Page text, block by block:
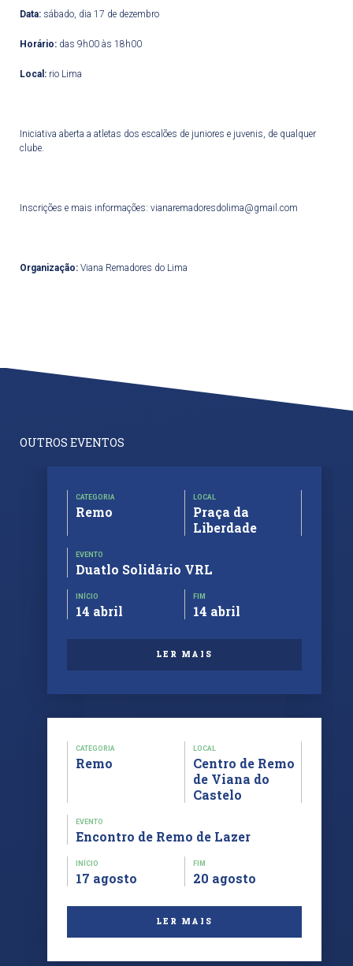
Data: sábado, dia 17 de dezembro
Horário: das 9h00 às 18h00
Local: rio Lima
Iniciativa aberta a atletas dos escalões de juniores e juvenis, de qualquer
clube.
Inscrições e mais informações: vianaremadoresdolima@gmail.com
Organização: Viana Remadores do Lima
OUTROS EVENTOS
CATEGORIA
Remo
LOCAL
Praça da
Liberdade
EVENTO
Duatlo Solidário VRL
INÍCIO
14 abril
FIM
14 abril
LER MAIS
CATEGORIA
Remo
LOCAL
Centro de Remo
de Viana do
Castelo
EVENTO
Encontro de Remo de Lazer
INÍCIO
17 agosto
FIM
20 agosto
LER MAIS